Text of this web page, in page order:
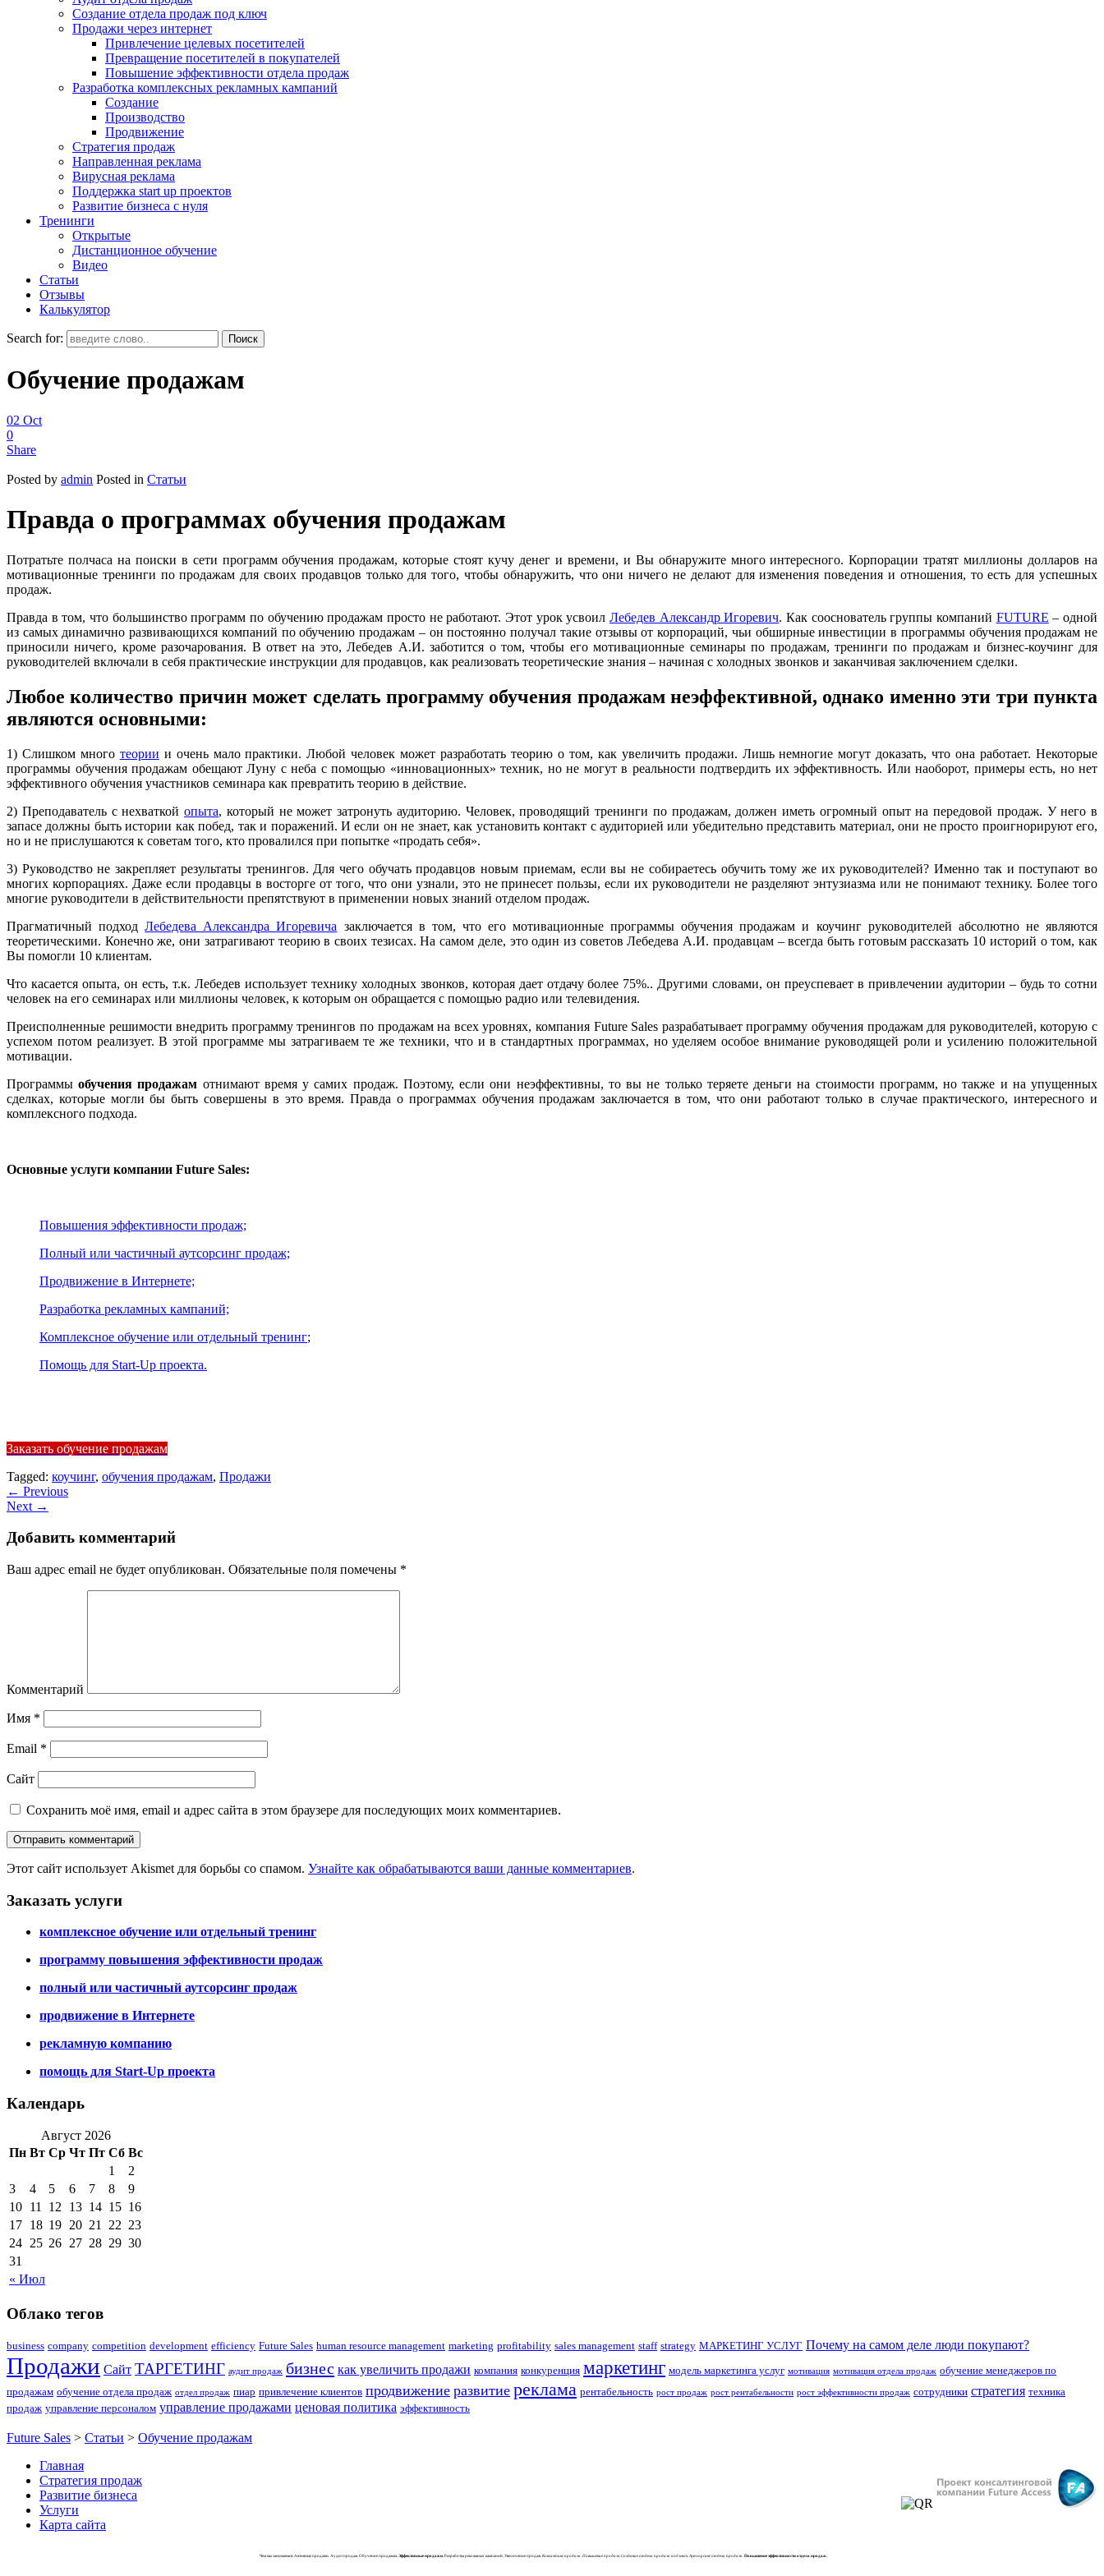
Создание отдела продаж под ключ
Продажи через интернет
Привлечение целевых посетителей
Превращение посетителей в покупателей
Повышение эффективности отдела продаж
Разработка комплексных рекламных кампаний
Создание
Производство
Продвижение
Стратегия продаж
Направленная реклама
Вирусная реклама
Поддержка start up проектов
Развитие бизнеса с нуля
Тренинги
Открытые
Дистанционное обучение
Видео
Статьи
Отзывы
Калькулятор
Search for:
Обучение продажам
02 Oct
0
Share
Posted by admin Posted in Статьи
Правда о программах обучения продажам
Потратьте полчаса на поиски в сети программ обучения продажам, которые стоят кучу денег и времени, и Вы обнаружите много интересного. Корпорации тратят миллионы долларов на
мотивационные тренинги по продажам для своих продавцов только для того, чтобы обнаружить, что они ничего не делают для изменения поведения и отношения, то есть для успешных
продаж.
Правда в том, что большинство программ по обучению продажам просто не работают. Этот урок усвоил Лебедев Александр Игоревич. Как сооснователь группы компаний FUTURE – одной
из самых динамично развивающихся компаний по обучению продажам – он постоянно получал такие отзывы от корпораций, чьи обширные инвестиции в программы обучения продажам не
приносили ничего, кроме разочарования. В ответ на это, Лебедев А.И. заботится о том, чтобы его мотивационные семинары по продажам, тренинги по продажам и бизнес-коучинг для
руководителей включали в себя практические инструкции для продавцов, как реализовать теоретические знания – начиная с холодных звонков и заканчивая заключением сделки.
Любое количество причин может сделать программу обучения продажам неэффективной, однако именно эти три пункта
являются основными:
1) Слишком много теории и очень мало практики. Любой человек может разработать теорию о том, как увеличить продажи. Лишь немногие могут доказать, что она работает. Некоторые
программы обучения продажам обещают Луну с неба с помощью «инновационных» техник, но не могут в реальности подтвердить их эффективность. Или наоборот, примеры есть, но нет
эффективного обучения участников семинара как превратить теорию в действие.
2) Преподаватель с нехваткой опыта, который не может затронуть аудиторию. Человек, проводящий тренинги по продажам, должен иметь огромный опыт на передовой продаж. У него в
запасе должны быть истории как побед, так и поражений. И если он не знает, как установить контакт с аудиторией или убедительно представить материал, они не просто проигнорируют его,
но и не прислушаются к советам того, кто провалился при попытке «продать себя».
3) Руководство не закрепляет результаты тренингов. Для чего обучать продавцов новым приемам, если вы не собираетесь обучить тому же их руководителей? Именно так и поступают во
многих корпорациях. Даже если продавцы в восторге от того, что они узнали, это не принесет пользы, если их руководители не разделяют энтузиазма или не понимают технику. Более того
многие руководители в действительности препятствуют в применении новых знаний отделом продаж.
Прагматичный подходЛебедева Александра Игоревича заключается в том, что его мотивационные программы обучения продажам и коучинг руководителей абсолютно не являются
теоретическими. Конечно же, они затрагивают теорию в своих тезисах. На самом деле, это один из советов Лебедева А.И. продавцам – всегда быть готовым рассказать 10 историй о том, как
Вы помогли 10 клиентам.
Что касается опыта, он есть, т.к. Лебедев использует технику холодных звонков, которая дает отдачу более 75%.. Другими словами, он преуспевает в привлечении аудитории – будь то сотни
человек на его семинарах или миллионы человек, к которым он обращается с помощью радио или телевидения.
Преисполненные решимости внедрить программу тренингов по продажам на всех уровнях, компания Future Sales разрабатывает программу обучения продажам для руководителей, которую с
успехом потом реализует. В этой программе мы затрагиваем те же техники, что и в стандартных программах, но уделяем особое внимание руководящей роли и усилению положительной
мотивации.
Программыобучения продажам отнимают время у самих продаж. Поэтому, если они неэффективны, то вы не только теряете деньги на стоимости программ, но также и на упущенных
сделках, которые могли бы быть совершены в это время. Правда о программах обучения продажам заключается в том, что они работают только в случае практического, интересного и
комплексного подхода.
Основные услуги компании Future Sales:
Повышения эффективности продаж;
Полный или частичный аутсорсинг продаж;
Продвижение в Интернете;
Разработка рекламных кампаний;
Комплексное обучение или отдельный тренинг;
Помощь для Start-Up проекта.
Заказать обучение продажам
Tagged: коучинг, обучения продажам, Продажи
← Previous
Next →
Добавить комментарий
Ваш адрес email не будет опубликован. Обязательные поля помечены *
Комментарий
Имя *
Email *
Сайт
Сохранить моё имя, email и адрес сайта в этом браузере для последующих моих комментариев.
Этот сайт использует Akismet для борьбы со спамом. Узнайте как обрабатываются ваши данные комментариев.
Заказать услуги
комплексное обучение или отдельный тренинг
программу повышения эффективности продаж
полный или частичный аутсорсинг продаж
продвижение в Интернете
рекламную компанию
помощь для Start-Up проекта
Календарь
Август 2026
Пн Вт Ср Чт Пт Сб Вс
« Июл
1
2
3
4 5 6 7 8
9
10 11 12 13 14 15 16
17 18 19 20 21 22 23
24 25 26 27 28 29 30
31
Облако тегов
business company competition development efficiency Future Sales human resource management marketing profitability sales management staff strategy МАРКЕТИНГ УСЛУГ Почему на самом деле люди покупают?
Продажи Сайт ТАРГЕТИНГ аудит продаж бизнес как увеличить продажи компания конкуренция маркетинг модель маркетинга услуг мотивация мотивация отдела продаж обучение менеджеров по
продажам обучение отдела продаж отдел продаж пиар привлечение клиентов продвижение развитие реклама рентабельность рост продаж рост рентабельности рост эффективности продаж сотрудники стратегия техника
продаж управление персоналом управление продажами ценовая политика эффективность
Future Sales > Статьи > Обучение продажам
Главная
Стратегия продаж
Развитие бизнеса
Услуги
Карта сайта
Чем мы занимаемся: Активные продажи. Аудит продаж. Обучение продажам. Эффективные продажи. Разработка рекламных кампаний. Увеличение продаж. Консалтинг продаж. Повышение продаж.Создание отдела продаж под ключ. Аутсорсинг отдела продаж. Повышение эффективности отдела продаж.